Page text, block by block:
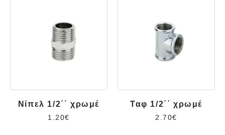
Νίπελ 1/2΄΄ χρωμέ
1.20€
Ταφ 1/2΄΄ χρωμέ
2.70€